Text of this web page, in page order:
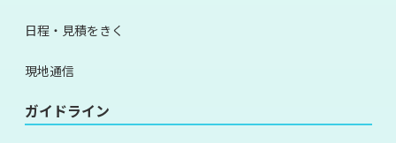
日程・見積をきく
現地通信
ガイドライン